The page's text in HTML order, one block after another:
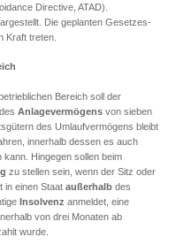
Directive, ATAD).
Die geplanten Gesetzes-
Kraft treten.
Bereich soll der
Anlagevermögens von sieben
des Umlaufvermögens bleibt
innerhalb dessen es auch
Hingegen sollen beim
zu stellen sein, wenn der Sitz oder
in einen Staat außerhalb des
Insolvenz anmeldet, eine
von drei Monaten ab
wurde.